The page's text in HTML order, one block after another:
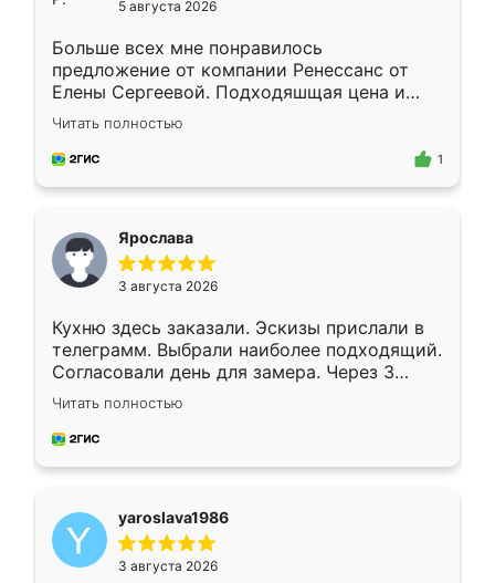
5 августа 2026
Больше всех мне понравилось
предложение от компании Ренессанс от
Елены Сергеевой. Подходяшщая цена и
короткие сроки изготовления. Приехавший
для замера сотрудник Владислав
предложил по моему эскизу самый
Читать полностью
1
Ярослава
3 августа 2026
Кухню здесь заказали. Эскизы прислали в
телеграмм. Выбрали наиболее подходящий.
Согласовали день для замера. Через 3
недели кухня была уже готова. Остались
довольны работой. Спасибо Ренессанс
мебель за качественную работу!
Читать полностью
yaroslava1986
3 августа 2026